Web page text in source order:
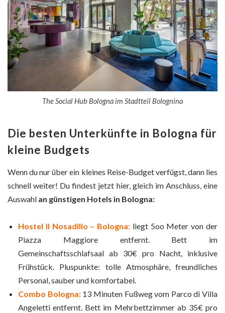
The Social Hub Bologna im Stadtteil Bolognina
Die besten Unterkünfte in Bologna für
kleine Budgets
Wenn du nur über ein kleines Reise-Budget verfügst, dann lies
schnell weiter! Du findest jetzt hier, gleich im Anschluss, eine
Auswahl an günstigen Hotels in Bologna:
Hostel Il Nosadillo – Bologna: liegt 5oo Meter von der
Piazza Maggiore entfernt. Bett im
Gemeinschaftsschlafsaal ab 30€ pro Nacht, inklusive
Frühstück. Pluspunkte: tolle Atmosphäre, freundliches
Personal, sauber und komfortabel.
Combo Bologna:13 Minuten Fußweg vom Parco di Villa
Angeletti entfernt. Bett im Mehrbettzimmer ab 35€ pro